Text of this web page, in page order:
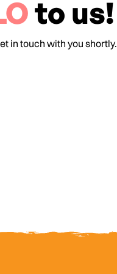
to us!
in touch with you shortly.